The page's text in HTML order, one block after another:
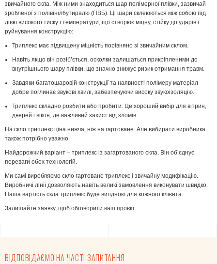
звичайного скла. Між ними знаходиться шар полімерної плівки, зазвичай
зробленої з полівінілбутиралю (ПВБ). Ці шари склеюються між собою під
дією високого тиску і температури, що створює міцну, стійку до ударів і
руйнування конструкцію:
Триплекс має підвищену міцність порівняно зі звичайним склом.
Навіть якщо він розіб’ється, осколки залишаться прикріпленими до
внутрішнього шару плівки, що значно знижує ризик отримання травм.
Завдяки багатошаровій конструкції та наявності полімеру матеріал
добре поглинає звукові хвилі, забезпечуючи високу звукоізоляцію.
Триплекс складно розбити або пробити. Це хороший вибір для вітрин,
дверей і вікон, де важливий захист від зломів.
На скло триплекс ціна нижча, ніж на гартоване. Але вибирати виробника
також потрібно уважно.
Найдорожчий варіант – триплекс із загартованого скла. Він об’єднує
переваги обох технологій.
Ми самі виробляємо скло гартоване триплекс і звичайну модифікацію.
Виробничі лінії дозволяють навіть великі замовлення виконувати швидко.
Наша вартість скла триплекс буде вигідною для кожного клієнта.
Залишайте заявку, щоб обговорити ваш проєкт.
ВІДПОВІДАЄМО НА ЧАСТІ ЗАПИТАННЯ